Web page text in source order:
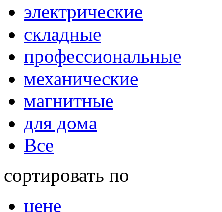
электрические
складные
профессиональные
механические
магнитные
для дома
Все
сортировать по
цене